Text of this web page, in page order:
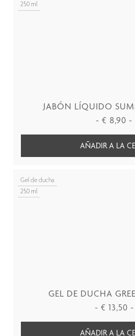
250 ml
JABÓN LÍQUIDO
- € 8,90 -
AÑADIR A LA
Gel de ducha
250 ml
GEL DE DUCHA
- € 13,50 -
AÑADIR A LA